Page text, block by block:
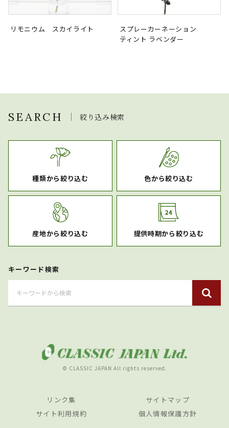
リモニウム スカイライト
スプレーカーネーション
ティント ラベンダー
SEARCH 絞り込み検索
種類から絞り込む 色から絞り込む
産地から絞り込む 提供時期から絞り込む
キーワード検索
© CLASSIC JAPAN All rights reserved.
リンク集
サイトマップ
サイト利用規約
個人情報保護方針